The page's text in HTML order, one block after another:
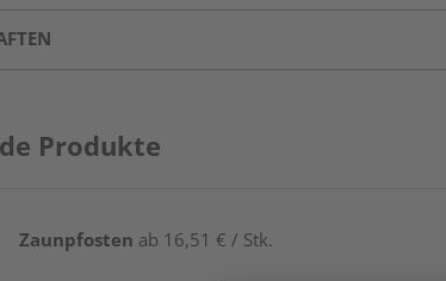
Produkte
Zaunpfosten ab 16,51 € / Stk.